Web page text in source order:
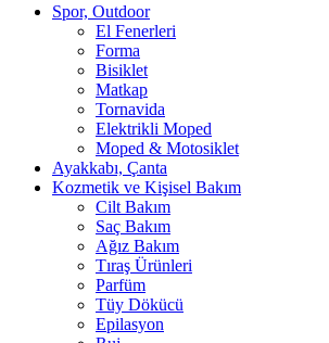
Spor, Outdoor
El Fenerleri
Forma
Bisiklet
Matkap
Tornavida
Elektrikli Moped
Moped & Motosiklet
Ayakkabı, Çanta
Kozmetik ve Kişisel Bakım
Cilt Bakım
Saç Bakım
Ağız Bakım
Tıraş Ürünleri
Parfüm
Tüy Dökücü
Epilasyon